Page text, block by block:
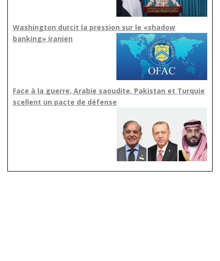
Washington durcit la pression sur le «shadow
banking» iranien
Face à la guerre, Arabie saoudite, Pakistan et Turquie
scellent un pacte de défense